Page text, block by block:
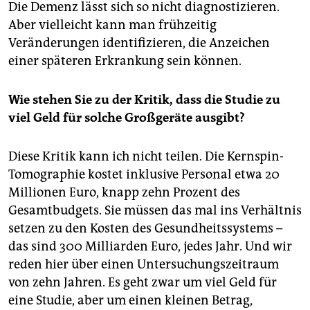
Die Demenz lässt sich so nicht diagnostizieren.
Aber vielleicht kann man frühzeitig
Veränderungen identifizieren, die Anzeichen
einer späteren Erkrankung sein können.
Wie stehen Sie zu der Kritik, dass die Studie zu
viel Geld für solche Großgeräte ausgibt?
Diese Kritik kann ich nicht teilen. Die Kernspin-
Tomographie kostet inklusive Personal etwa 20
Millionen Euro, knapp zehn Prozent des
Gesamtbudgets. Sie müssen das mal ins Verhältnis
setzen zu den Kosten des Gesundheitssystems –
das sind 300 Milliarden Euro, jedes Jahr. Und wir
reden hier über einen Untersuchungszeitraum
von zehn Jahren. Es geht zwar um viel Geld für
eine Studie, aber um einen kleinen Betrag,